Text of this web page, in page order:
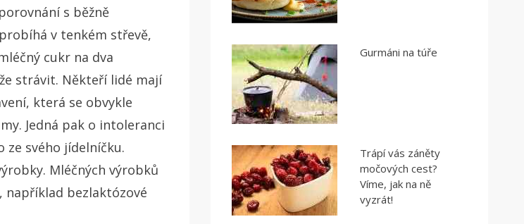
s běžně
v tenkém střevě,
cukr na dva
strávit. Někteří lidé mají
která se obvykle
Jedná pak o intoleranci
ze svého jídelníčku.
Mléčných výrobků
například bezlaktózové
Gurmáni na túře
Trápí vás záněty
močových cest?
Víme, jak na ně
vyzrát!